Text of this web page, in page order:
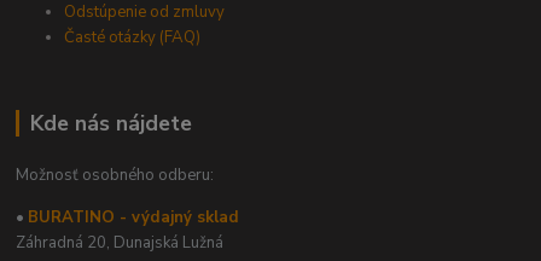
Odstúpenie od zmluvy
Časté otázky (FAQ)
Kde nás nájdete
Možnosť osobného odberu:
• BURATINO - výdajný sklad
Záhradná 20, Dunajská Lužná